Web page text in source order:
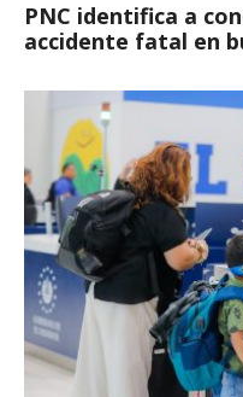
PNC identifica a
accidente fatal en